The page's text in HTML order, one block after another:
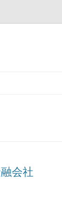
会社